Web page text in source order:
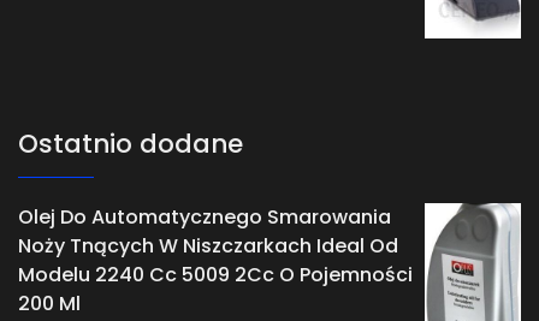
Ostatnio dodane
Olej Do Automatycznego Smarowania
Noży Tnących W Niszczarkach Ideal Od
Modelu 2240 Cc 5009 2Cc O Pojemności
200 Ml